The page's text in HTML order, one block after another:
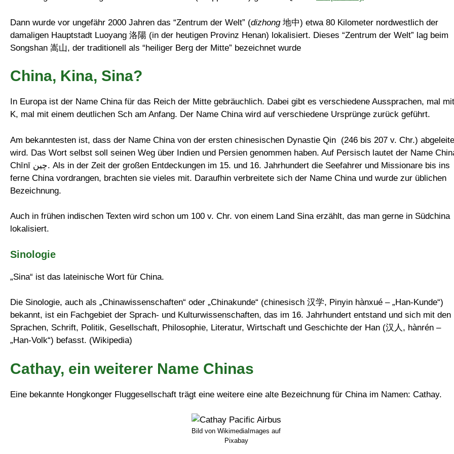
Dann wurde vor ungefähr 2000 Jahren das “Zentrum der Welt” (dizhong地中) etwa 80 Kilometer nordwestlich der
damaligen Hauptstadt Luoyang 洛陽 (in der heutigen Provinz Henan) lokalisiert. Dieses “Zentrum der Welt” lag beim
Songshan 嵩山, der traditionell als “heiliger Berg der Mitte” bezeichnet wurde
China, Kina, Sina?
In Europa ist der Name China für das Reich der Mitte gebräuchlich. Dabei gibt es verschiedene Aussprachen, mal mit
K, mal mit einem deutlichen Sch am Anfang. Der Name China wird auf verschiedene Ursprünge zurück geführt.
Am bekanntesten ist, dass der Name China von der ersten chinesischen Dynastie Qin (246 bis 207 v. Chr.)
wird. Das Wort selbst soll seinen Weg über Indien und Persien genommen haben. Auf Persisch lautet der Name
Chīnī چین. Als in der Zeit der großen Entdeckungen im 15. und 16. Jahrhundert die Seefahrer und Missionare bis ins
ferne China vordrangen, brachten sie vieles mit. Daraufhin verbreitete sich der Name China und wurde zur üblichen
Bezeichnung.
Auch in frühen indischen Texten wird schon um 100 v. Chr. von einem Land Sina erzählt, das man gerne in Südchina
lokalisiert.
Sinologie
„Sina“ ist das lateinische Wort für China.
Die Sinologie, auch als „Chinawissenschaften“ oder „Chinakunde“ (chinesisch 汉学, Pinyin hànxué – „Han-Kunde“)
bekannt, ist ein Fachgebiet der Sprach- und Kulturwissenschaften, das im 16. Jahrhundert entstand und sich mit den
Sprachen, Schrift, Politik, Gesellschaft, Philosophie, Literatur, Wirtschaft und Geschichte der Han (汉人, hànrén –
„Han-Volk“) befasst. (Wikipedia)
Cathay, ein weiterer Name Chinas
Eine bekannte Hongkonger Fluggesellschaft trägt eine weitere eine alte Bezeichnung für China im Namen: Cathay.
Bild von WikimediaImages auf
Pixabay